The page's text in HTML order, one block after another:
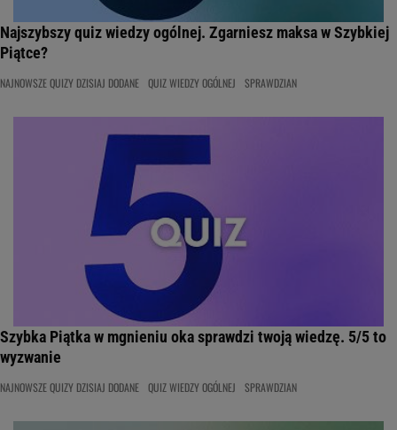
Najszybszy quiz wiedzy ogólnej. Zgarniesz maksa w Szybkiej
Piątce?
NAJNOWSZE QUIZY DZISIAJ DODANE QUIZ WIEDZY OGÓLNEJ SPRAWDZIAN
Szybka Piątka w mgnieniu oka sprawdzi twoją wiedzę. 5/5 to
wyzwanie
NAJNOWSZE QUIZY DZISIAJ DODANE QUIZ WIEDZY OGÓLNEJ SPRAWDZIAN